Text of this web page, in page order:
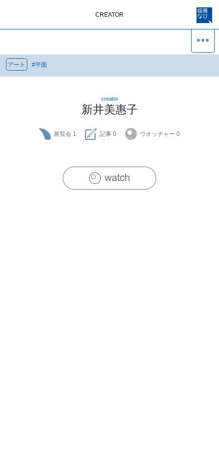
CREATOR
アート #平面
creator
新井美惠子
展覧会 1 記事 0 ウオッチャー 0